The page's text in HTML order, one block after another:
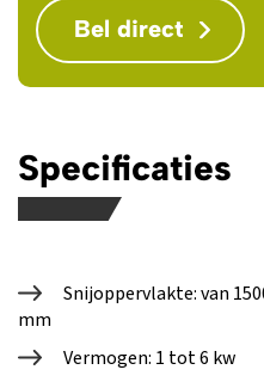
Bel direct
Specificaties
Snijoppervlakte: van
mm
Vermogen: 1 tot 6 kw